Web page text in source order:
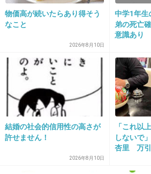
18. 匿名2015/12/30(水) 10:39:47
+20
19. 匿名 2015/12/30(水) 10:40:44
こいつらも不倫グループこと乃
りかな
芸能界って怖いよね
物価高が続いたらあり得そう
なこと
2026年8月10日
中学1年生
弟の死亡
意識あり
の着用な
角田浜海
結婚の社会的信用性の高さが
許せません！
2026年8月10日
「これ以
しないで
杏里 万
銭”暮ら
にたどり